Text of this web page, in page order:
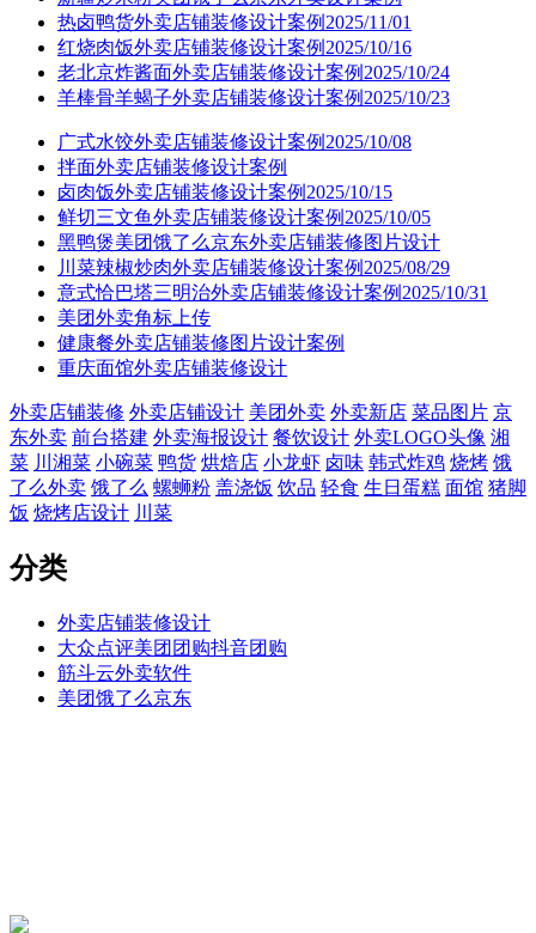
热卤鸭货外卖店铺装修设计案例2025/11/01
红烧肉饭外卖店铺装修设计案例2025/10/16
老北京炸酱面外卖店铺装修设计案例2025/10/24
羊棒骨羊蝎子外卖店铺装修设计案例2025/10/23
广式水饺外卖店铺装修设计案例2025/10/08
拌面外卖店铺装修设计案例
卤肉饭外卖店铺装修设计案例2025/10/15
鲜切三文鱼外卖店铺装修设计案例2025/10/05
黑鸭煲美团饿了么京东外卖店铺装修图片设计
川菜辣椒炒肉外卖店铺装修设计案例2025/08/29
意式恰巴塔三明治外卖店铺装修设计案例2025/10/31
美团外卖角标上传
健康餐外卖店铺装修图片设计案例
重庆面馆外卖店铺装修设计
外卖店铺装修 外卖店铺设计 美团外卖 外卖新店 菜品图片 京
东外卖 前台搭建 外卖海报设计 餐饮设计 外卖LOGO头像 湘
菜 川湘菜 小碗菜 鸭货 烘焙店 小龙虾 卤味 韩式炸鸡 烧烤 饿
了么外卖 饿了么 螺蛳粉 盖浇饭 饮品 轻食 生日蛋糕 面馆 猪脚
饭 烧烤店设计 川菜
分类
外卖店铺装修设计
大众点评美团团购抖音团购
筋斗云外卖软件
美团饿了么京东